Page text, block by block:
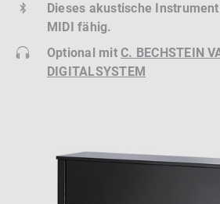
Dieses akustische
MIDI fähig.
Optional mitC. BECHSTEIN
DIGITALSYSTEM